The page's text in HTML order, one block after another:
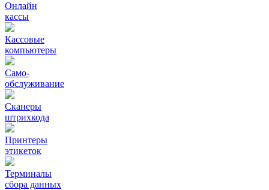
Онлайн
кассы
Кассовые
компьютеры
Само-
обслуживание
Сканеры
штрихкода
Принтеры
этикеток
Терминалы
сбора данных